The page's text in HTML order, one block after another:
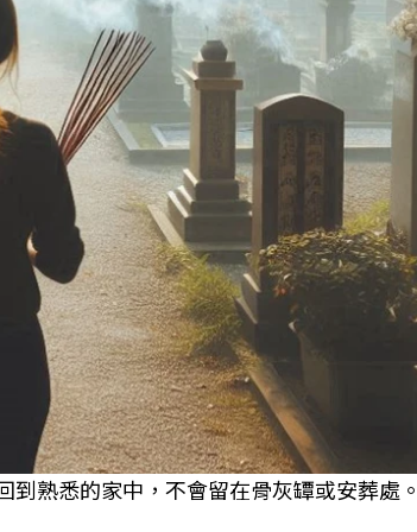
熟悉的家中，不會留在骨灰罈或安葬處